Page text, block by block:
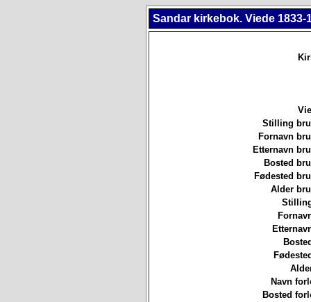
Sandar kirkebok. Viede 1833-
Stilling
Fornavn
Etternavn
Bosted
Fødested
Alder
Navn
Bosted